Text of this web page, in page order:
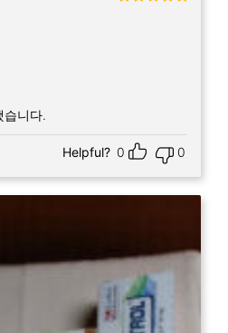
습니다.
Helpful? 0 0